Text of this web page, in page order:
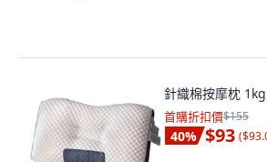
針織棉按摩枕
首購折扣價$155
40% $93 (